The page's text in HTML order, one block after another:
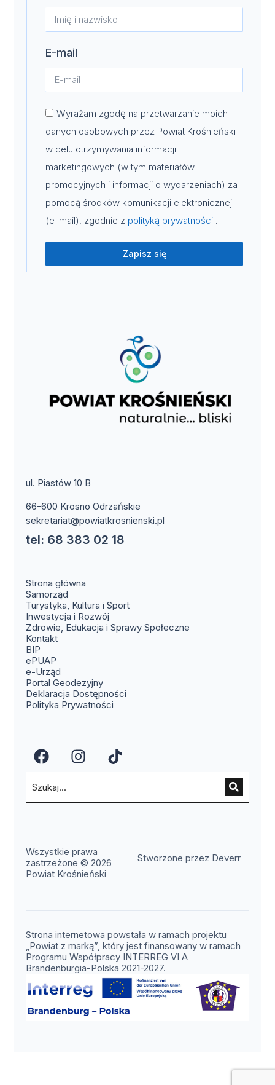
E-mail
Wyrażam zgodę na przetwarzanie moich
danych osobowych przez Powiat Krośnieński
w celu otrzymywania informacji
marketingowych (w tym materiałów
promocyjnych i informacji o wydarzeniach) za
pomocą środków komunikacji elektronicznej
(e-mail), zgodnie z polityką prywatności .
Zapisz się
ul. Piastów 10 B
66-600 Krosno Odrzańskie
sekretariat@powiatkrosnienski.pl
tel: 68 383 02 18
Strona główna
Samorząd
Turystyka, Kultura i Sport
Inwestycja i Rozwój
Zdrowie, Edukacja i Sprawy Społeczne
Kontakt(otwiera się w nowym oknie)
BIP
ePUAP
e-Urząd
Portal Geodezyjny(otwiera się w nowym oknie)
Deklaracja Dostępności
Polityka Prywatności
(otwiera się w nowym oknie)
(otwiera się w nowym
(otwiera się w
Wszystkie prawa
zastrzeżone © 2026
Powiat Krośnieński
Stworzone przez Deverr
Strona internetowa powstała w ramach projektu
„Powiat z marką”, który jest finansowany w ramach
Programu Współpracy INTERREG VI A
Brandenburgia-Polska 2021-2027.